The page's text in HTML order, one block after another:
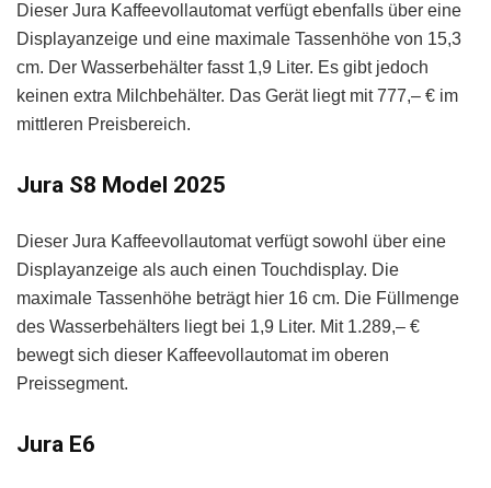
Dieser Jura Kaffeevollautomat verfügt ebenfalls über eine
Displayanzeige und eine maximale Tassenhöhe von 15,3
cm. Der Wasserbehälter fasst 1,9 Liter. Es gibt jedoch
keinen extra Milchbehälter. Das Gerät liegt mit 777,– € im
mittleren Preisbereich.
Jura S8 Model 2025
Dieser Jura Kaffeevollautomat verfügt sowohl über eine
Displayanzeige als auch einen Touchdisplay. Die
maximale Tassenhöhe beträgt hier 16 cm. Die Füllmenge
des Wasserbehälters liegt bei 1,9 Liter. Mit 1.289,– €
bewegt sich dieser Kaffeevollautomat im oberen
Preissegment.
Jura E6